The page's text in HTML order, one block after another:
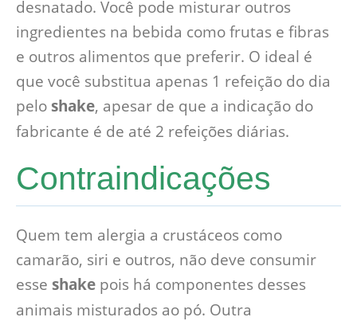
desnatado. Você pode misturar outros
ingredientes na bebida como frutas e fibras
e outros alimentos que preferir. O ideal é
que você substitua apenas 1 refeição do dia
pelo shake, apesar de que a indicação do
fabricante é de até 2 refeições diárias.
Contraindicações
Quem tem alergia a crustáceos como
camarão, siri e outros, não deve consumir
esse shake pois há componentes desses
animais misturados ao pó. Outra